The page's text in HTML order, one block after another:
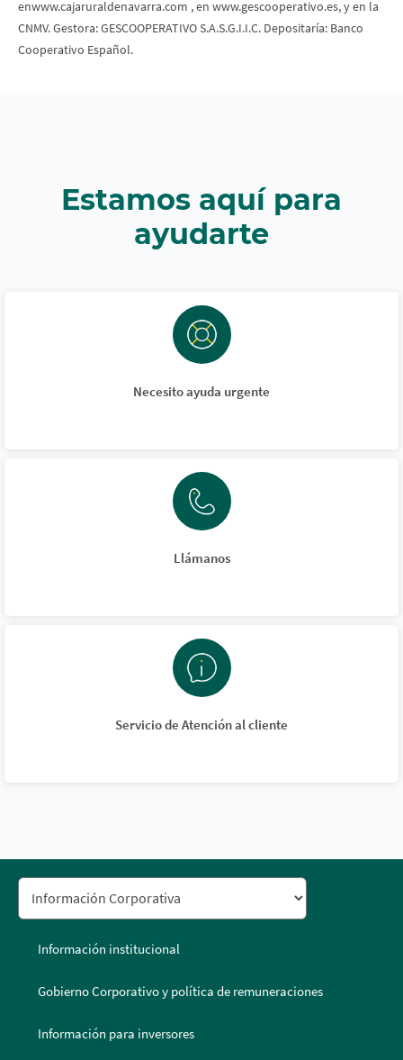
enwww.cajaruraldenavarra.com , en www.gescooperativo.es, y en la
CNMV. Gestora: GESCOOPERATIVO S.A.S.G.I.I.C. Depositaría: Banco
Cooperativo Español.
Estamos aquí para
ayudarte
Necesito ayuda urgente
Llámanos
Servicio de Atención al cliente
Información institucional
Gobierno Corporativo y política de remuneraciones
Información para inversores